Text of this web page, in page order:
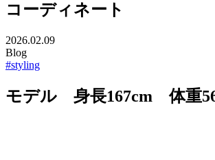
コーディネート
2026.02.09
Blog
#styling
モデル 身長167cm 体重